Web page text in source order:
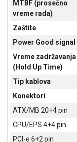
OUTLET
KRIPTO
IGRAČKE
MTBF (prosečno
vreme rada)
Zaštite
Power Good signal
Vreme zadržavanja
(Hold Up Time)
Tip kablova
Konektori
ATX/MB 20+4 pin
CPU/EPS 4+4 pin
PCI-e 6+2 pin